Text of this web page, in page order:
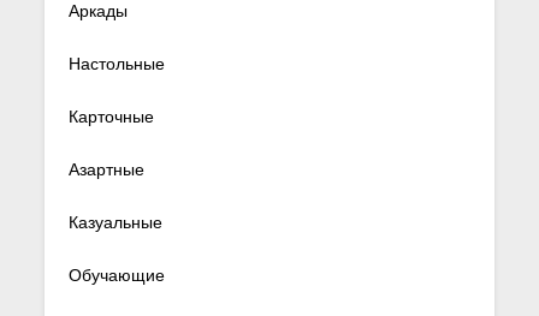
Аркады
Настольные
Карточные
Азартные
Казуальные
Обучающие